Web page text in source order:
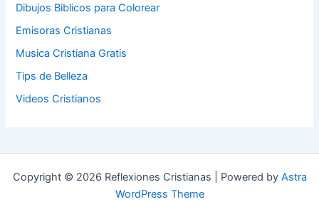
Dibujos Biblicos para Colorear
Emisoras Cristianas
Musica Cristiana Gratis
Tips de Belleza
Videos Cristianos
Copyright © 2026 Reflexiones Cristianas | Powered by Astra
WordPress Theme